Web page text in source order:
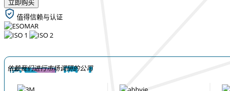
立即购买
值得信赖与认证
依赖我们进行市场调研的公司